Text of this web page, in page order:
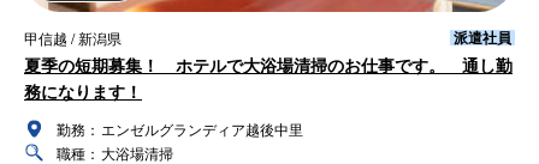
甲信越 / 新潟県 派遣社員
夏季の短期募集！ ホテルで大浴場清掃のお仕事です。 通し勤
務になります！
勤務： エンゼルグランディア越後中里
職種： 大浴場清掃